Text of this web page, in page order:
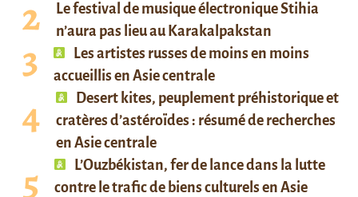
Le festival de musique électronique Stihia
n’aura pas lieu au Karakalpakstan
Les artistes russes de moins en moins
accueillis en Asie centrale
Desert kites, peuplement préhistorique et
cratères d’astéroïdes : résumé de recherches
en Asie centrale
L’Ouzbékistan, fer de lance dans la lutte
contre le trafic de biens culturels en Asie